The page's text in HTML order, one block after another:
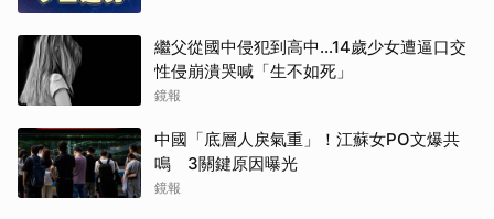
繼父從國中侵犯到高中…14歲少女遭逼口交
性侵崩潰哭喊「生不如死」
鏡報
中國「底層人戾氣重」！江蘇女PO文爆共
鳴 3關鍵原因曝光
鏡報